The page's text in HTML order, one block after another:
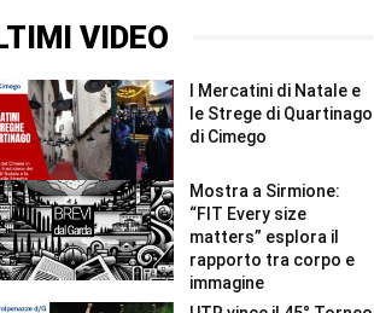
VIDEO
I Mercatini di Natale e
le Strege di Quartinago
di Cimego
Mostra a Sirmione:
“FIT Every size
matters” esplora il
rapporto tra corpo e
immagine